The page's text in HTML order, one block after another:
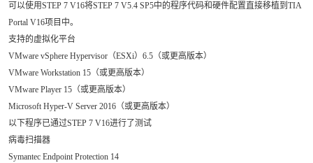
可以使用STEP 7 V16将STEP 7 V5.4 SP5中的程序代码和硬件配置直接移植到TIA
Portal V16项目中。
支持的虚拟化平台
VMware vSphere Hypervisor（ESXi）6.5（或更高版本）
VMware Workstation 15（或更高版本）
VMware Player 15（或更高版本）
Microsoft Hyper-V Server 2016（或更高版本）
以下程序已通过STEP 7 V16进行了测试
病毒扫描器
Symantec Endpoint Protection 14